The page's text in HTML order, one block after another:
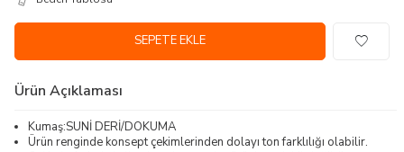
SEPETE EKLE
Ürün Açıklaması
Kumaş:SUNİ DERİ/DOKUMA
Ürün renginde konsept çekimlerinden dolayı ton farklılığı olabilir.